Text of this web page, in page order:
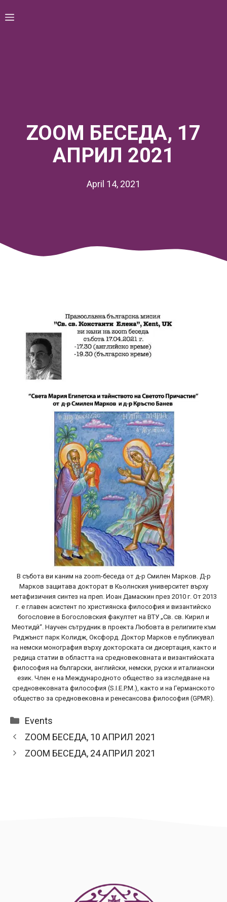
to Menu
ZOOM БЕСЕДА, 17
АПРИЛ 2021
April 14, 2021
В събота ви каним на zoom-беседа от д-р Смилен Марков. Д-р
Марков защитава докторат в Кьолнския университет върху
метафизичния синтез на преп. Иоан Дамаскин през 2010 г. От 2013
г. е главен асистент по християнска философия и византийско
богословие в Богословския факултет на ВТУ „Св. св. Кирил и
Меотидй“. Научен сътрудник в проекта Любовта в религиите към
Риджънст парк Колидж, Оксфорд. Доктор Марков е публикувал
на немски монография върху докторската си дисертация, както и
редица статии в областта на средновековната и византийската
философия на български, английски, немски, руски и италиански
език. Член е на Международното общество за изследване на
средновековната философия (S.I.E.P.M.), както и на Германското
общество за средновековна и ренесансова философия (GPMR).
Categories
Events
ZOOM БЕСЕДА, 10 АПРИЛ 2021
ZOOM БЕСЕДА, 24 АПРИЛ 2021